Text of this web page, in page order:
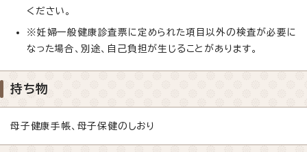
ください。
※妊婦一般健康診査票に定められた項目以外の検査が必要に
なった場合、別途、自己負担が生じることがあります。
持ち物
母子健康手帳、母子保健のしおり